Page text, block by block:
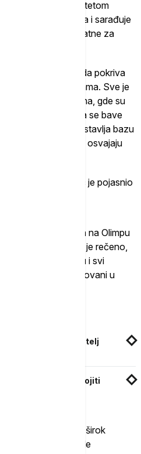
osoba sa invaliditetom
na teritoriji grada i sarađuje
aktivnosti su besplatne za
Beograda pokriva
na svim opštinama. Sve je
sportskim centrima, gde su
koji žele da se bave
organizacija predstavlja bazu
dana mogli da osvajaju
Mitrović je pojasnio
kao i kancelarija na Olimpu
15 časova. Kako je rečeno,
u svakom trenutku i svi
i budu regrutovani u
roditelj-negovatelj
Ministarstvo će usvojiti
leta, naveo je širok
kojima se sprovode